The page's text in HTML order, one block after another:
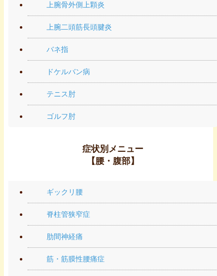
上腕骨外側上顆炎
上腕二頭筋長頭腱炎
バネ指
ドケルバン病
テニス肘
ゴルフ肘
症状別メニュー
【腰・腹部】
ギックリ腰
脊柱管狭窄症
肋間神経痛
筋・筋膜性腰痛症